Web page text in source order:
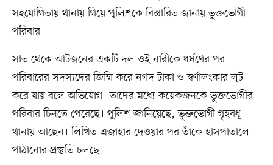
সহযোগিতায় থানায় গিয়ে পুলিশকে বিস্তারিত জানায় ভুক্তভোগী
পরিবার।
সাত থেকে আটজনের একটি দল ওই নারীকে ধর্ষণের পর
পরিবারের সদস্যদের জিম্মি করে নগদ টাকা ও স্বর্ণালংকার লুট
করে যায় বলে অভিযোগ। তাদের মধ্যে কয়েকজনকে ভুক্তভোগীর
পরিবার চিনতে পেরেছে। পুলিশ জানিয়েছে, ভুক্তভোগী গৃহবধূ
থানায় আছেন। লিখিত এজাহার দেওয়ার পর তাঁকে হাসপাতালে
পাঠানোর প্রস্তুতি চলছে।